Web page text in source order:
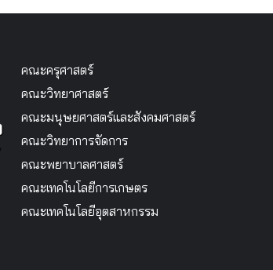
คณะครุศาสตร์
คณะวิทยาศาสตร์
คณะมนุษยศาสตร์และสังคมศาสตร์
คณะวิทยาการจัดการ
คณะพยาบาลศาสตร์
คณะเทคโนโลยีการเกษตร
คณะเทคโนโลยีอุตสาหกรรม